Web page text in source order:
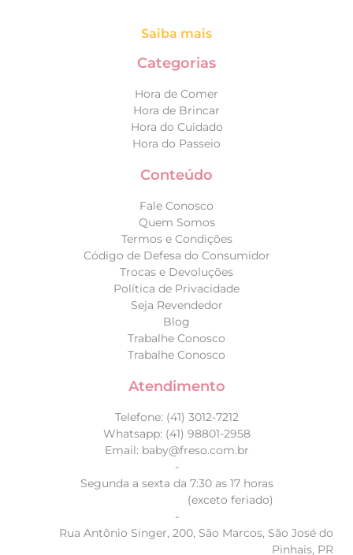
Saiba mais
Categorias
Hora de Comer
Hora de Brincar
Hora do Cuidado
Hora do Passeio
Conteúdo
Fale Conosco
Quem Somos
Termos e Condições
Código de Defesa do Consumidor
Trocas e Devoluções
Política de Privacidade
Seja Revendedor
Blog
Trabalhe Conosco
Trabalhe Conosco
Atendimento
Telefone: (41) 3012-7212
Whatsapp: (41) 98801-2958
Email: baby@freso.com.br
-
Segunda a sexta da 7:30 as 17 horas
(exceto feriado)
-
Rua Antônio Singer, 200, São Marcos, São José do
Pinhais, PR